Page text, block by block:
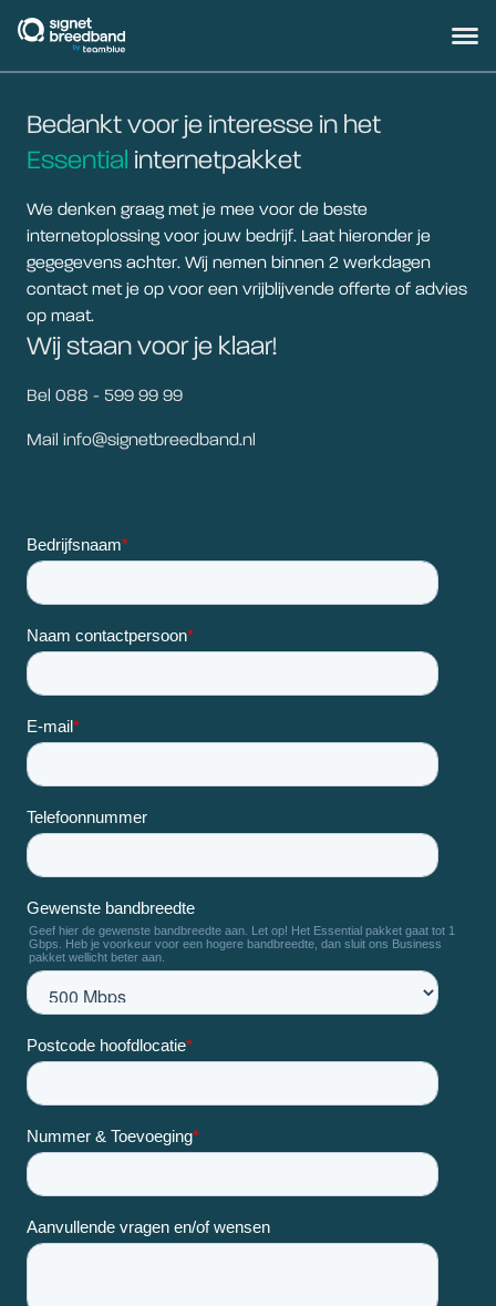
signetbreedband
Bedankt voor je interesse in het
Essential internetpakket
We denken graag met je mee voor de beste
internetoplossing voor jouw bedrijf. Laat hieronder je
gegegevens achter. Wij nemen binnen 2 werkdagen
contact met je op voor een vrijblijvende offerte of advies
op maat.
Wij staan voor je klaar!
Bel 088 - 599 99 99
Mail info@signetbreedband.nl